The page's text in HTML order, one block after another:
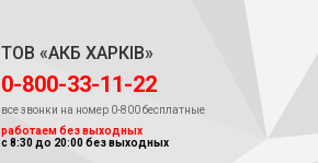
ТОВ «АКБ ХАРКІВ»
‎0-800-33-11-22
все звонки на номер 0-800 бесплатные
работаем без выходных
с 8:30 до 20:00 без выходных